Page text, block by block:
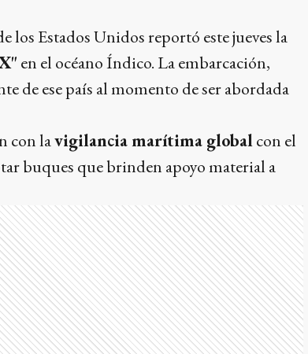
los Estados Unidos reportó este jueves la
en el océano Índico. La embarcación,
de ese país al momento de ser abordada
con lavigilancia marítima globalcon el
buques que brinden apoyo material a